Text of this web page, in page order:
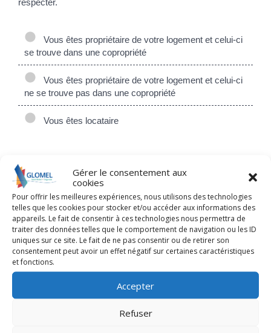
Gérer le consentement aux
cookies
Pour offrir les meilleures expériences, nous utilisons des technologies
telles que les cookies pour stocker et/ou accéder aux informations des
appareils. Le fait de consentir à ces technologies nous permettra de
traiter des données telles que le comportement de navigation ou les ID
uniques sur ce site. Le fait de ne pas consentir ou de retirer son
consentement peut avoir un effet négatif sur certaines caractéristiques
et fonctions.
Accepter
Refuser
respecter.
Vous êtes propriétaire de votre logement et celui-ci
se trouve dans une copropriété
Vous êtes propriétaire de votre logement et celui-ci
ne se trouve pas dans une copropriété
Vous êtes locataire
Textes de référence
Questions ? Réponses !
Une mairie peut-elle être le siège social d'une
association ?
Et aussi